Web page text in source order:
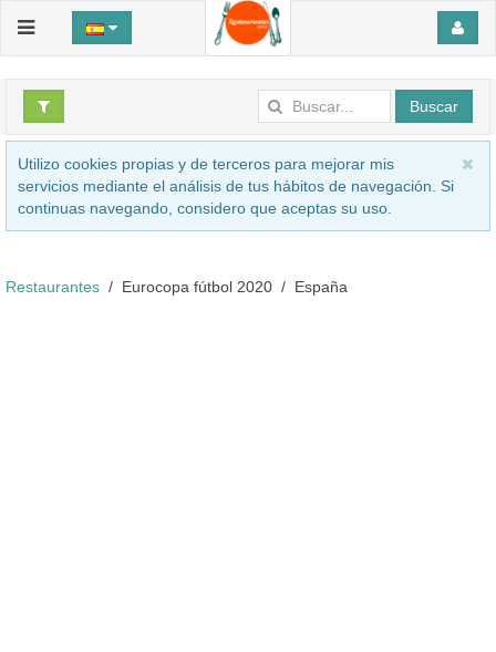
Buscar
Utilizo cookies propias y de terceros para mejorar mis
servicios mediante el análisis de tus hábitos de navegación. Si
continuas navegando, considero que aceptas su uso.
Restaurantes Eurocopa fútbol 2020 España